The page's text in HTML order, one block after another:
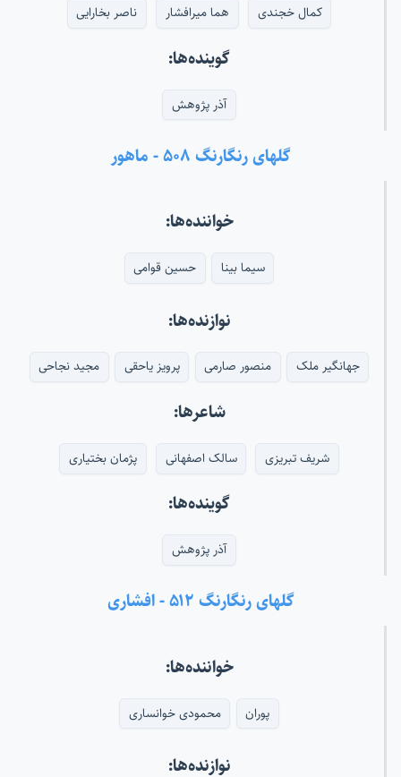
کمال خجندی
هما میرافشار ناصر بخارایی
گوینده‌ها:
آذر پژوهش
گلهای رنگارنگ ۵۰۸ - ماهور
خواننده‌ها:
سیما بینا حسین قوامی
نوازنده‌ها:
جهانگیر ملک منصور صارمی پرویز یاحقی مجید نجاحی
شاعرها:
شریف تبریزی سالک اصفهانی پژمان بختیاری
گوینده‌ها:
آذر پژوهش
گلهای رنگارنگ ۵۱۲ - افشاری
خواننده‌ها:
پوران محمودی خوانساری
نوازنده‌ها: